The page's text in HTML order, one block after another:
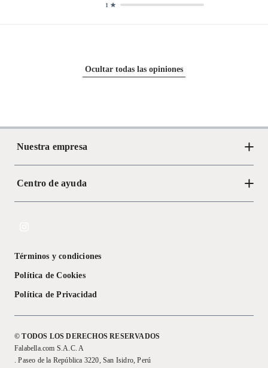
1
Ocultar todas las opiniones
Nuestra empresa
Acerca de Crate
Centro de ayuda
Textos Legales
Términos y condiciones
Política de Cookies
Política de Privacidad
© TODOS LOS DERECHOS RESERVADOS
Falabella.com S.A.C. A
. Paseo de la República 3220, San Isidro, Perú